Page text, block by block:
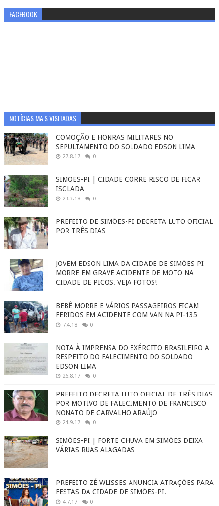
FACEBOOK
NOTÍCIAS MAIS VISITADAS
COMOÇÃO E HONRAS MILITARES NO
SEPULTAMENTO DO SOLDADO EDSON LIMA
27.8.17 0
SIMÕES-PI | CIDADE CORRE RISCO DE FICAR
ISOLADA
23.3.18 0
PREFEITO DE SIMÕES-PI DECRETA LUTO OFICIAL
POR TRÊS DIAS
JOVEM EDSON LIMA DA CIDADE DE SIMÕES-PI
MORRE EM GRAVE ACIDENTE DE MOTO NA
CIDADE DE PICOS. VEJA FOTOS!
BEBÊ MORRE E VÁRIOS PASSAGEIROS FICAM
FERIDOS EM ACIDENTE COM VAN NA PI-135
7.4.18 0
NOTA À IMPRENSA DO EXÉRCITO BRASILEIRO A
RESPEITO DO FALECIMENTO DO SOLDADO
EDSON LIMA
26.8.17 0
PREFEITO DECRETA LUTO OFICIAL DE TRÊS DIAS
POR MOTIVO DE FALECIMENTO DE FRANCISCO
NONATO DE CARVALHO ARAÚJO
24.9.17 0
SIMÕES-PI | FORTE CHUVA EM SIMÕES DEIXA
VÁRIAS RUAS ALAGADAS
PREFEITO ZÉ WLISSES ANUNCIA ATRAÇÕES PARA
FESTAS DA CIDADE DE SIMÕES-PI.
4.7.17 0